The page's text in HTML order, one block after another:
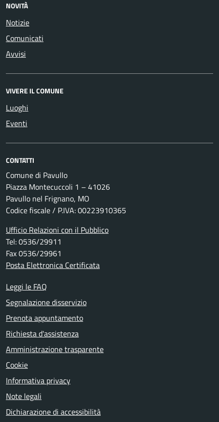
NOVITÀ
Notizie
Comunicati
Avvisi
VIVERE IL COMUNE
Luoghi
Eventi
CONTATTI
Comune di Pavullo
Piazza Montecuccoli 1 – 41026
Pavullo nel Frignano, MO
Codice fiscale / P.IVA: 00223910365
Ufficio Relazioni con il Pubblico
Tel: 0536/29911
Fax 0536/29961
Posta Elettronica Certificata
Leggi le FAQ
Segnalazione disservizio
Prenota appuntamento
Richiesta d'assistenza
Amministrazione trasparente
Cookie
Informativa privacy
Note legali
Dichiarazione di accessibilità